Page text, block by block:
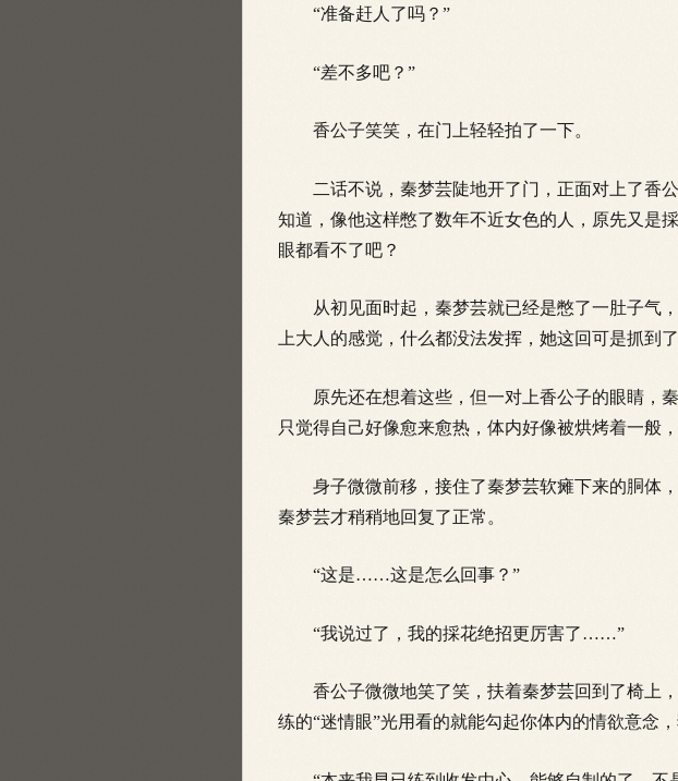
“准备赶人了吗？”
“差不多吧？”
香公子笑笑，在门上轻轻拍了一下。
二话不说，秦梦芸陡地开了门，正面对上了香公
知道，像他这样憋了数年不近女色的人，原先又是
眼都看不了吧？
从初见面时起，秦梦芸就已经是憋了一肚子气，
上大人的感觉，什么都没法发挥，她这回可是抓到
原先还在想着这些，但一对上香公子的眼睛，秦
只觉得自己好像愈来愈热，体内好像被烘烤着一般
身子微微前移，接住了秦梦芸软瘫下来的胴体，
秦梦芸才稍稍地回复了正常。
“这是……这是怎么回事？”
“我说过了，我的採花绝招更厉害了……”
香公子微微地笑了笑，扶着秦梦芸回到了椅上，
练的“迷情眼”光用看的就能勾起你体内的情欲意念